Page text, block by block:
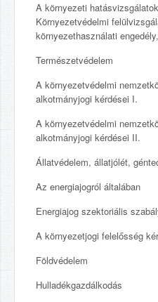
A környezeti
Környezetvédelmi
környezethasználati
Természetvédelem
A környezetvédelmi
alkotmányjogi kérdései I.
A környezetvédelmi
alkotmányjogi kérdései II.
Állatvédelem, állatjólét,
Az energiajogról általában
Energiajog szektoriális
A környezetjogi felelősség
Földvédelem
Hulladékgazdálkodás